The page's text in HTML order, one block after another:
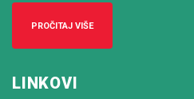
PROČITAJ VIŠE
LINKOVI